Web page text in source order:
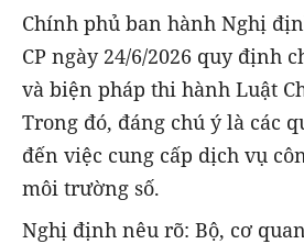
Chính phủ ban hành Nghị
CP ngày 24/6/2026 quy định
và biện pháp thi hành Luật
Trong đó, đáng chú ý là các
đến việc cung cấp dịch vụ
môi trường số.
Nghị định nêu rõ: Bộ, cơ